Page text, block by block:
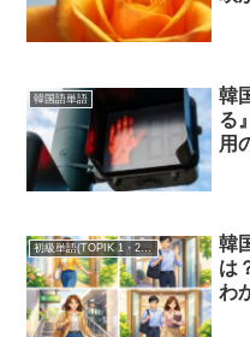
韓国語単語
韓
る
用
初級単語(TOPIK 1・2級)
韓
は
わ